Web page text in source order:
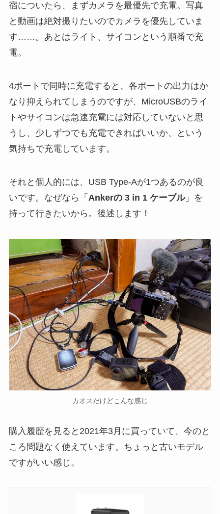
宿についたら、まずカメラを最優先で充電。写真
と動画は絶対撮りたいのでカメラを優先していま
す……。あとはライト、サイコンという順番で充
電。
4ポートで同時に充電すると、各ポートの出力はか
なり抑えられてしまうのですが、MicroUSBのライ
トやサイコンは急速充電には対応していないと思
うし、少しずつでも充電できればいいか、という
気持ちで充電しています。
それと個人的には、USB Type-Aが1つあるのが良
いです。なぜなら「 Ankerの 3 in 1 ケーブル」を
持って行きたいから。後述します！
カオスだけどこんな感じ
購入履歴を見ると2021年3月に買っていて、今のと
ころ問題なく使えています。ちょっと古いモデル
ですがいい感じ。